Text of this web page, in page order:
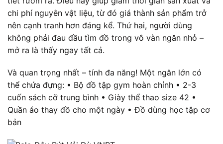
chi phí nguyên vật liệu, từ đó giá thành sản phẩm trở
nên cạnh tranh hơn đáng kể. Thứ hai, người dùng
không phải đau đầu tìm đồ trong vô vàn ngăn nhỏ –
mở ra là thấy ngay tất cả.
Và quan trọng nhất – tính đa năng! Một ngăn lớn có
thể chứa đựng: • Bộ đồ tập gym hoàn chỉnh • 2-3
cuốn sách cỡ trung bình • Giày thể thao size 42 •
Quần áo thay đồ cho một ngày • Đồ dùng học tập cơ
bản